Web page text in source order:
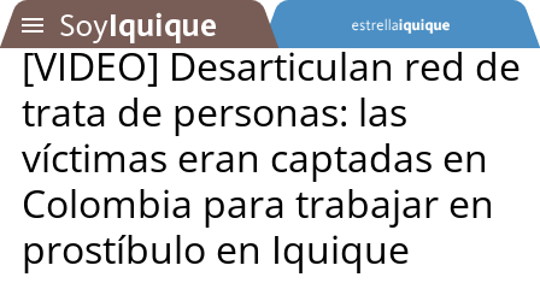
SOYTV
Podcast
Actualidad
[VIDEO] Desarticulan red de
trata de personas: las
víctimas eran captadas en
Colombia para trabajar en
prostíbulo en Iquique